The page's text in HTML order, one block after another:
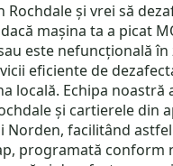
Rochdale și vrei să
mașina ta a picat
este nefuncțională
eficiente de
locală. Echipa noastră
și cartierele din
Norden, facilitând
programată conform